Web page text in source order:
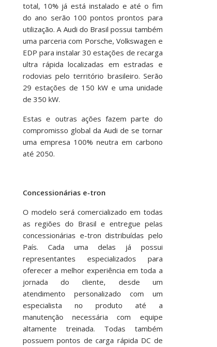
total, 10% já está instalado e até o fim
do ano serão 100 pontos prontos para
utilização. A Audi do Brasil possui também
uma parceria com Porsche, Volkswagen e
EDP para instalar 30 estações de recarga
ultra rápida localizadas em estradas e
rodovias pelo território brasileiro. Serão
29 estações de 150 kW e uma unidade
de 350 kW.
Estas e outras ações fazem parte do
compromisso global da Audi de se tornar
uma empresa 100% neutra em carbono
até 2050.
Concessionárias e-tron
O modelo será comercializado em todas
as regiões do Brasil e entregue pelas
concessionárias e-tron distribuídas pelo
País. Cada uma delas já possui
representantes especializados para
oferecer a melhor experiência em toda a
jornada do cliente, desde um
atendimento personalizado com um
especialista no produto até a
manutenção necessária com equipe
altamente treinada. Todas também
possuem pontos de carga rápida DC de